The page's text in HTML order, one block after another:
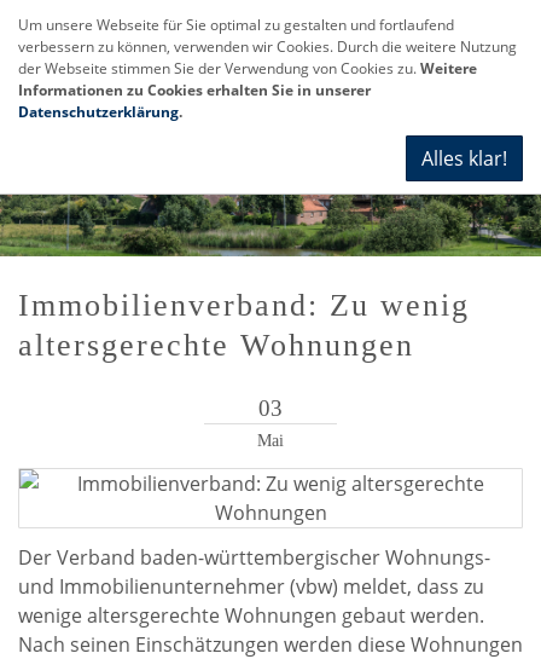
Immobilienverband: Zu wenig
altersgerechte Wohnungen
03
Mai
Der Verband baden-württembergischer Wohnungs-
und Immobilienunternehmer (vbw) meldet, dass zu
wenige altersgerechte Wohnungen gebaut werden.
Nach seinen Einschätzungen werden diese Wohnungen
Um unsere Webseite für Sie optimal zu gestalten und fortlaufend
verbessern zu können, verwenden wir Cookies. Durch die weitere Nutzung
der Webseite stimmen Sie der Verwendung von Cookies zu.Weitere
Informationen zu Cookies erhalten Sie in unserer
Datenschutzerklärung.
Alles klar!